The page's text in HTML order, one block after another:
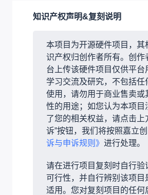
知识产权声明&复刻说明
本项目为开源硬件项目，其
识产权归创作者所有。创作
台上传该硬件项目仅供平台
学习交流及研究，不包括任
使用，请勿用于商业售卖或
性的用途；如您认为本项目
了您的相关权益，请点击上
诉”按钮，我们将按照嘉立创
诉与申诉规则》 进行处理。
请在进行项目复刻时自行验
可行性，并自行辨别该项目
适用。您对复刻项目的任何